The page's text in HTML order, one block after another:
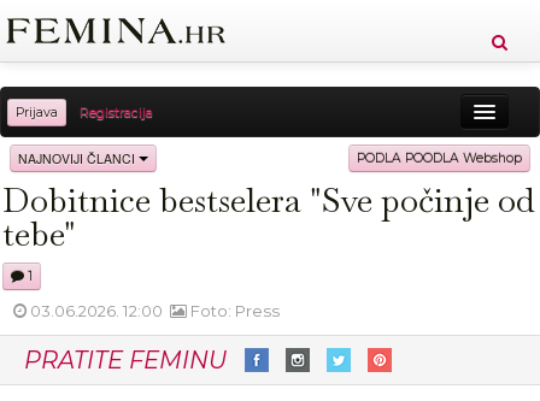
Prijava Registracija
Sreća Zdravlje Vitkost
Moda Ljubav Relax Putovanja Recepti
NAJNOVIJI ČLANCI PODLA POODLA Webshop
Dobitnice bestselera "Sve počinje od
tebe"
1
03.06.2026. 12:00 Foto: Press
PRATITE FEMINU